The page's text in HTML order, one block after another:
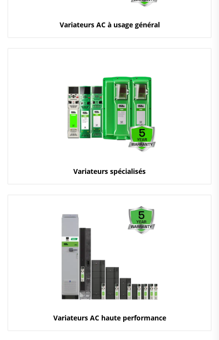
Variateurs AC à usage général
Variateurs spécialisés
Variateurs AC haute performance